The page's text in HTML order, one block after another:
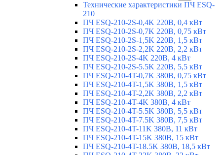
Технические характеристики ПЧ ESQ-
210
ПЧ ESQ-210-2S-0,4K 220В, 0,4 кВт
ПЧ ESQ-210-2S-0,7K 220В, 0,75 кВт
ПЧ ESQ-210-2S-1,5K 220В, 1,5 кВт
ПЧ ESQ-210-2S-2,2K 220В, 2,2 кВт
ПЧ ESQ-210-2S-4K 220В, 4 кВт
ПЧ ESQ-210-2S-5.5K 220В, 5,5 кВт
ПЧ ESQ-210-4T-0,7K 380В, 0,75 кВт
ПЧ ESQ-210-4T-1,5K 380В, 1,5 кВт
ПЧ ESQ-210-4T-2,2K 380В, 2,2 кВт
ПЧ ESQ-210-4T-4K 380В, 4 кВт
ПЧ ESQ-210-4T-5.5K 380В, 5,5 кВт
ПЧ ESQ-210-4T-7.5K 380В, 7,5 кВт
ПЧ ESQ-210-4T-11K 380В, 11 кВт
ПЧ ESQ-210-4T-15K 380В, 15 кВт
ПЧ ESQ-210-4T-18.5K 380В, 18,5 кВт